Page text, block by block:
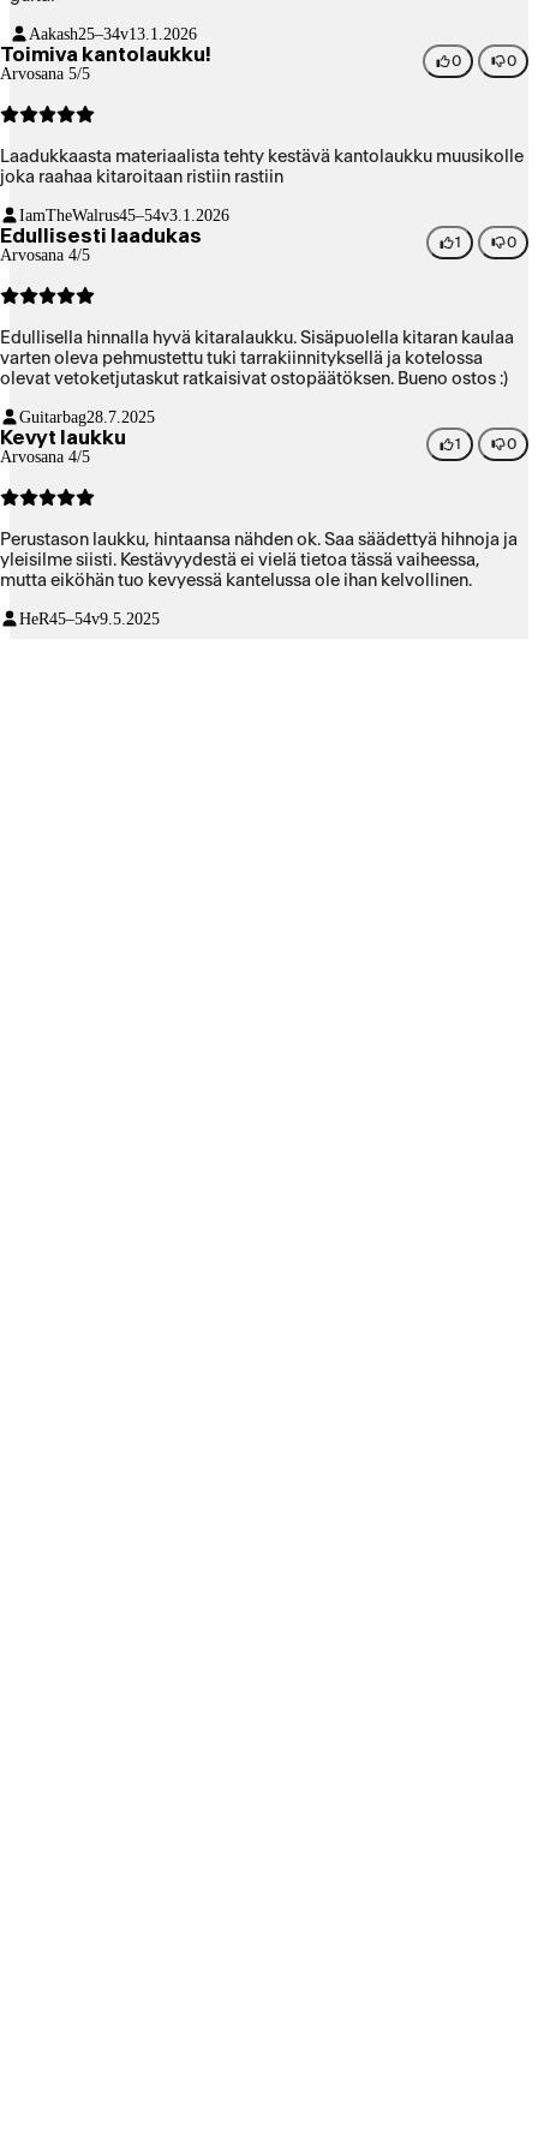
Aakash25–34v13.1.2026
Toimiva kantolaukku!
Arvosana 5/5
0 0
Laadukkaasta materiaalista tehty kestävä kantolaukku muusikolle
joka raahaa kitaroitaan ristiin rastiin
IamTheWalrus45–54v3.1.2026
Edullisesti laadukas
Arvosana 4/5
1 0
Edullisella hinnalla hyvä kitaralaukku. Sisäpuolella kitaran kaulaa
varten oleva pehmustettu tuki tarrakiinnityksellä ja kotelossa
olevat vetoketjutaskut ratkaisivat ostopäätöksen. Bueno ostos :)
Guitarbag28.7.2025
Kevyt laukku
Arvosana 4/5
1 0
Perustason laukku, hintaansa nähden ok. Saa säädettyä hihnoja ja
yleisilme siisti. Kestävyydestä ei vielä tietoa tässä vaiheessa,
mutta eiköhän tuo kevyessä kantelussa ole ihan kelvollinen.
HeR45–54v9.5.2025